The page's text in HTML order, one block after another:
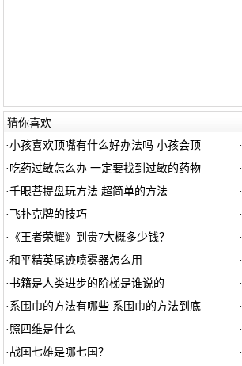
猜你喜欢
·小孩喜欢顶嘴有什么好办法吗 小孩会顶 ·
· 吃药过敏怎么办 一定要找到过敏的药物 ·
·千眼菩提盘玩方法 超简单的方法 ·
· 飞扑克牌的技巧 ·
· 《王者荣耀》到贵7大概多少钱？ ·
·和平精英尾迹喷雾器怎么用 ·
·书籍是人类进步的阶梯是谁说的 ·
· 系围巾的方法有哪些 系围巾的方法到底 ·
· 照四维是什么 ·
· 战国七雄是哪七国？ ·